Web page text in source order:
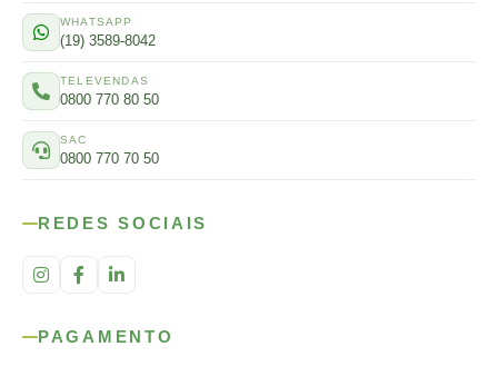
WHATSAPP
(19) 3589-8042
TELEVENDAS
0800 770 80 50
SAC
0800 770 70 50
REDES SOCIAIS
PAGAMENTO